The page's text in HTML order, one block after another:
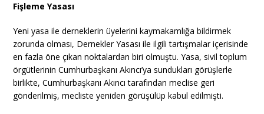
Fişleme Yasası
Yeni yasa ile derneklerin üyelerini kaymakamlığa bildirmek
zorunda olması, Dernekler Yasası ile ilgili tartışmalar içerisinde
en fazla öne çıkan noktalardan biri olmuştu. Yasa, sivil toplum
örgütlerinin Cumhurbaşkanı Akıncı’ya sundukları görüşlerle
birlikte, Cumhurbaşkanı Akıncı tarafından meclise geri
gönderilmiş, mecliste yeniden görüşülüp kabul edilmişti.